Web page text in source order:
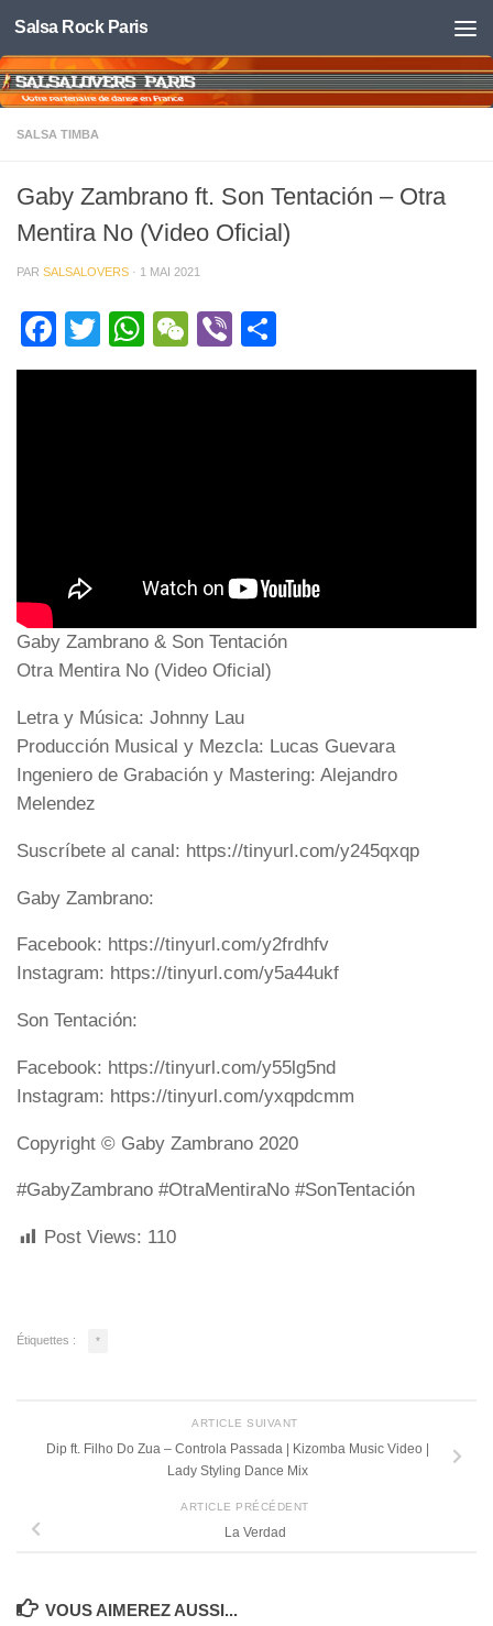
Skip to content
Salsa Rock Paris
SALSA TIMBA
Gaby Zambrano ft. Son Tentación – Otra
Mentira No (Video Oficial)
PAR SALSALOVERS · 1 MAI 2021
Facebook
TwitterWhatsApp
WeChat
Viber
Gaby Zambrano & Son Tentación
Otra Mentira No (Video Oficial)
Letra y Música: Johnny Lau
Producción Musical y Mezcla: Lucas Guevara
Ingeniero de Grabación y Mastering: Alejandro
Melendez
Suscríbete al canal: https://tinyurl.com/y245qxqp
Gaby Zambrano:
Facebook: https://tinyurl.com/y2frdhfv
Instagram: https://tinyurl.com/y5a44ukf
Son Tentación:
Facebook: https://tinyurl.com/y55lg5nd
Instagram: https://tinyurl.com/yxqpdcmm
Copyright ©️ Gaby Zambrano 2020
#GabyZambrano #OtraMentiraNo #SonTentación
Post Views: 110
Étiquettes : *
ARTICLE SUIVANT
Dip ft. Filho Do Zua – Controla Passada | Kizomba Music Video |
Lady Styling Dance Mix
ARTICLE PRÉCÉDENT
La Verdad
VOUS AIMEREZ AUSSI...